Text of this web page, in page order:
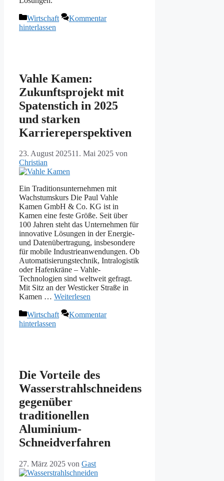
Kategorien
Wirtschaft
Kommentar
hinterlassen
Vahle Kamen:
Zukunftsprojekt mit
Spatenstich in 2025
und starken
Karriereperspektiven
23. August 202511. Mai 2025 von
Christian
Ein Traditionsunternehmen mit
Wachstumskurs Die Paul Vahle
Kamen GmbH & Co. KG ist in
Kamen eine feste Größe. Seit über
100 Jahren steht das Unternehmen für
innovative Lösungen in der Energie-
und Datenübertragung, insbesondere
für mobile Industrieanwendungen. Ob
Automatisierungstechnik, Intralogistik
oder Hafenkräne – Vahle-
Technologien sind weltweit gefragt.
Mit Sitz an der Westicker Straße in
Kamen … Weiterlesen
Kategorien
Wirtschaft
Kommentar
hinterlassen
Die Vorteile des
Wasserstrahlschneidens
gegenüber
traditionellen
Aluminium-
Schneidverfahren
27. März 2025 von Gast